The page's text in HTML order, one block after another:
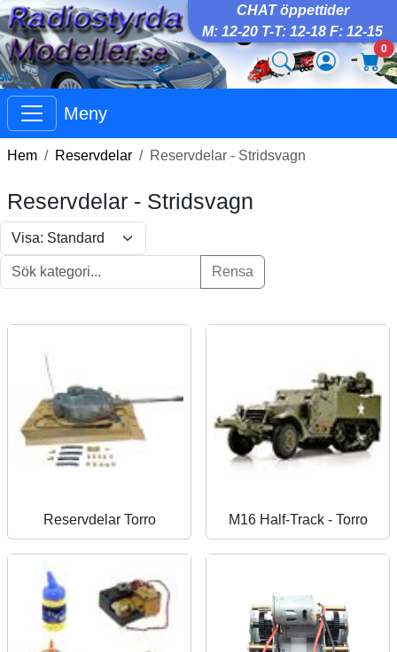
CHAT öppettider
M: 12-20 T-T: 12-18 F: 12-15
0
Meny
Hem Reservdelar Reservdelar - Stridsvagn
Reservdelar - Stridsvagn
Rensa
Reservdelar Torro M16 Half-Track - Torro